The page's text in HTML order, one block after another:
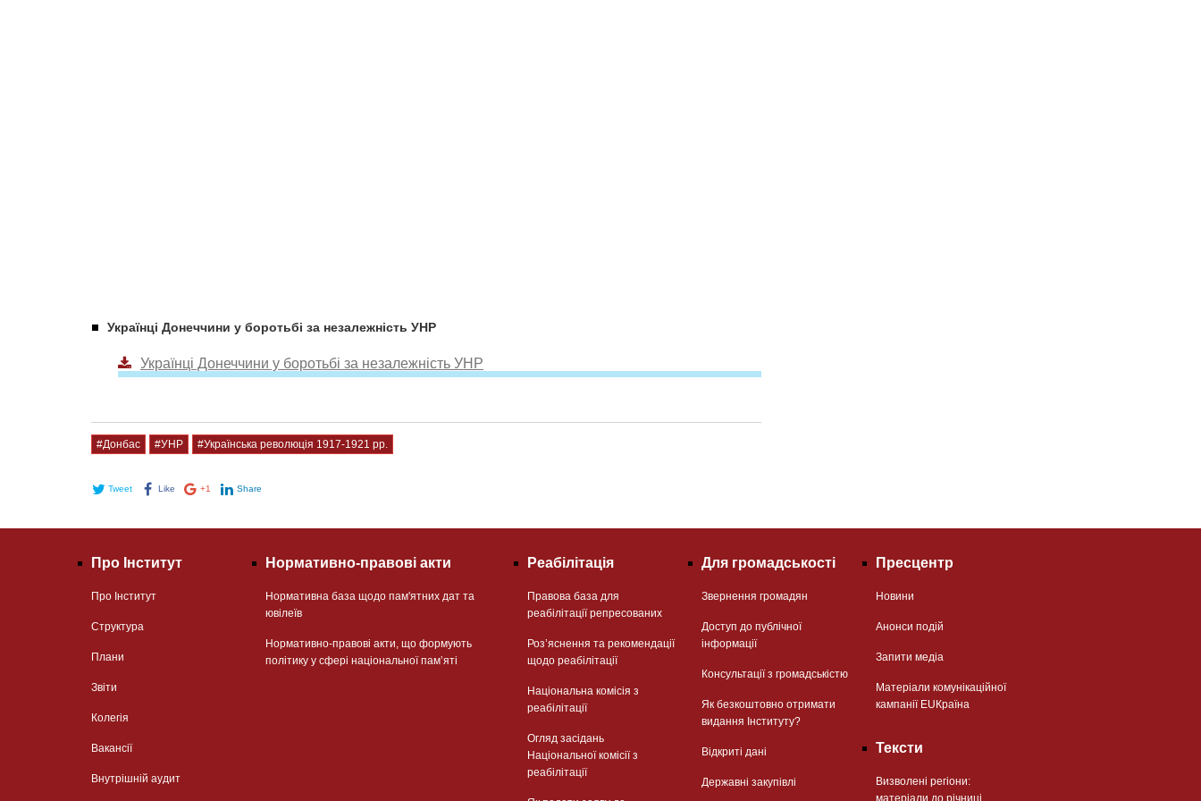
Українці Донеччини у боротьбі за незалежність УНР
Українці Донеччини у боротьбі за незалежність УНР
#Донбас #УНР #Українська революція 1917-1921 рр.
Tweet Like +1 Share
Про Інститут
Про Інститут
Структура
Плани
Звіти
Колегія
Вакансії
Внутрішній аудит
Нормативно-правові акти
Нормативна база щодо пам'ятних дат та
ювілеїв
Нормативно-правові акти, що формують
політику у сфері національної памʼяті
Реабілітація
Правова база для
реабілітації репресованих
Розʼяснення та рекомендації
щодо реабілітації
Національна комісія з
реабілітації
Огляд засідань
Національної комісії з
реабілітації
Для громадськості
Звернення громадян
Доступ до публічної
інформації
Консультації з громадськістю
Як безкоштовно отримати
видання Інституту?
Відкриті дані
Державні закупівлі
Пресцентр
Новини
Анонси подій
Запити медіа
Матеріали комунікаційної
кампанії EUКраїна
Тексти
Визволені регіони:
матеріали до річниці